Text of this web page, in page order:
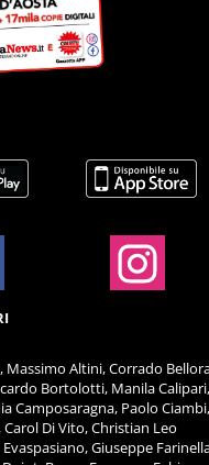
Massimo Altini, Corrado
Bortolotti, Manila Calipari,
Camposaragna, Paolo Ciambi,
Di Vito, Christian Leo
Giuseppe